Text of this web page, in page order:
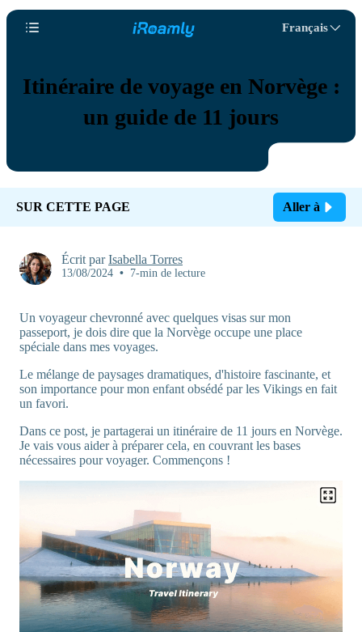
Français
Itinéraire de voyage en Norvège :
un guide de 11 jours
SUR CETTE PAGE Aller à
Écrit parIsabella Torres
13/08/2024 • 7-min de lecture
Un voyageur chevronné avec quelques visas sur mon
passeport, je dois dire que la Norvège occupe une place
spéciale dans mes voyages.
Le mélange de paysages dramatiques, d'histoire fascinante, et
son importance pour mon enfant obsédé par les Vikings en fait
un favori.
Dans ce post, je partagerai un itinéraire de 11 jours en Norvège.
Je vais vous aider à préparer cela, en couvrant les bases
nécessaires pour voyager. Commençons !